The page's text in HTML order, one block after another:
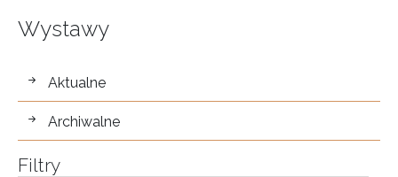
Wystawy
wystawy
Aktualne
Archiwalne
Filtry